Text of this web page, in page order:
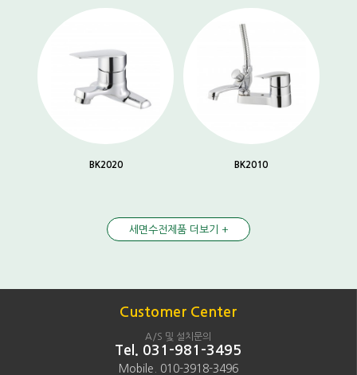
BK2020 BK2010
세면수전제품 더보기 +
Customer Center
A/S 및 설치문의
Tel. 031-981-3495
Mobile. 010-3918-3496